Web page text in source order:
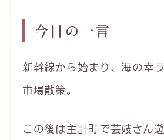
今日の一言
新幹線から始まり、海の幸
市場散策。
この後は主計町で芸妓さん